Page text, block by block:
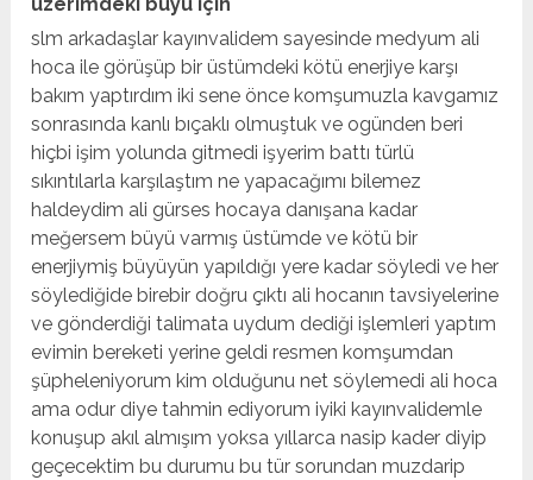
slm arkadaşlar kayınvalidem sayesinde medyum ali
hoca ile görüşüp bir üstümdeki kötü enerjiye karşı
bakım yaptırdım iki sene önce komşumuzla kavgamız
sonrasında kanlı bıçaklı olmuştuk ve ogünden beri
hiçbi işim yolunda gitmedi işyerim battı türlü
sıkıntılarla karşılaştım ne yapacağımı bilemez
haldeydim ali gürses hocaya danışana kadar
meğersem büyü varmış üstümde ve kötü bir
enerjiymiş büyüyün yapıldığı yere kadar söyledi ve her
söylediğide birebir doğru çıktı ali hocanın tavsiyelerine
ve gönderdiği talimata uydum dediği işlemleri yaptım
evimin bereketi yerine geldi resmen komşumdan
şüpheleniyorum kim olduğunu net söylemedi ali hoca
ama odur diye tahmin ediyorum iyiki kayınvalidemle
konuşup akıl almışım yoksa yıllarca nasip kader diyip
geçecektim bu durumu bu tür sorundan muzdarip